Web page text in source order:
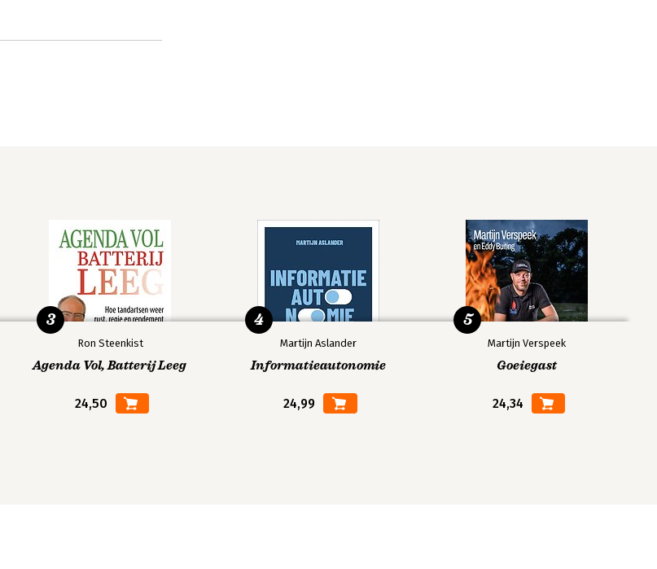
Ron Steenkist
Agenda Vol, Batterij Leeg
24,50
3
Martijn Aslander
Informatieautonomie
24,99
4
Martijn Verspeek
Goeiegast
24,34
5